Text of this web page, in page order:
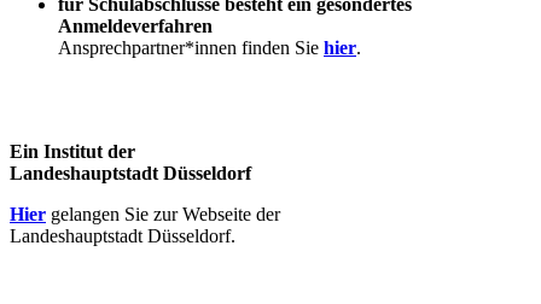
für Schulabschlüsse besteht ein gesondertes
Anmeldeverfahren
Ansprechpartner*innen finden Sie hier.
Ein Institut der
Landeshauptstadt Düsseldorf
Hier gelangen Sie zur Webseite der
Landeshauptstadt Düsseldorf.